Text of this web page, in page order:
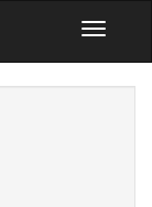
Toggle